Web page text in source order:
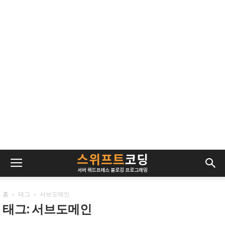
홈 태그 서브도메인
태그: 서브도메인